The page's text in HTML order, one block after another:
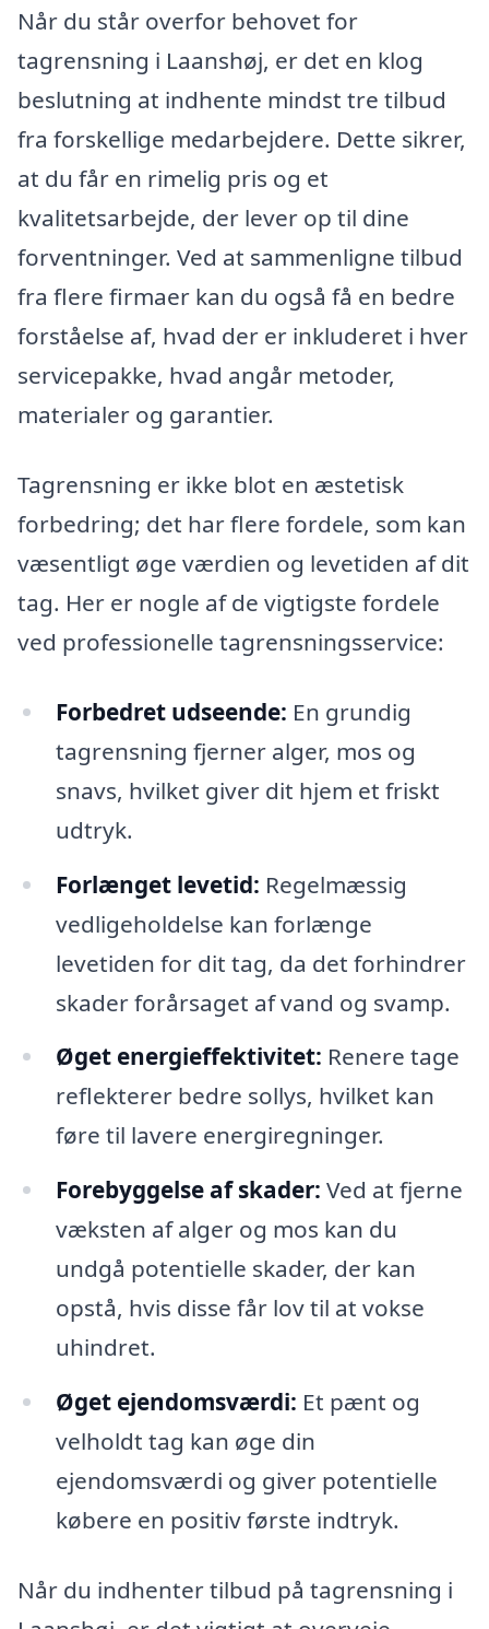
Når du står overfor behovet for
tagrensning i Laanshøj, er det en klog
beslutning at indhente mindst tre tilbud
fra forskellige medarbejdere. Dette sikrer,
at du får en rimelig pris og et
kvalitetsarbejde, der lever op til dine
forventninger. Ved at sammenligne tilbud
fra flere firmaer kan du også få en bedre
forståelse af, hvad der er inkluderet i hver
servicepakke, hvad angår metoder,
materialer og garantier.
Tagrensning er ikke blot en æstetisk
forbedring; det har flere fordele, som kan
væsentligt øge værdien og levetiden af dit
tag. Her er nogle af de vigtigste fordele
ved professionelle tagrensningsservice:
Forbedret udseende: En grundig
tagrensning fjerner alger, mos og
snavs, hvilket giver dit hjem et friskt
udtryk.
Forlænget levetid: Regelmæssig
vedligeholdelse kan forlænge
levetiden for dit tag, da det forhindrer
skader forårsaget af vand og svamp.
Øget energieffektivitet: Renere tage
reflekterer bedre sollys, hvilket kan
føre til lavere energiregninger.
Forebyggelse af skader: Ved at fjerne
væksten af alger og mos kan du
undgå potentielle skader, der kan
opstå, hvis disse får lov til at vokse
uhindret.
Øget ejendomsværdi: Et pænt og
velholdt tag kan øge din
ejendomsværdi og giver potentielle
købere en positiv første indtryk.
Når du indhenter tilbud på tagrensning i